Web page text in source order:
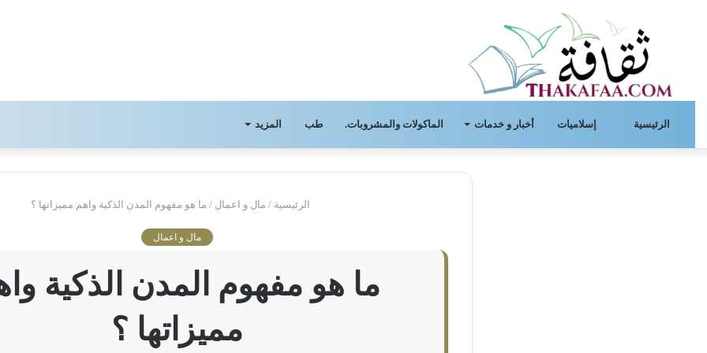
الرئيسية إسلاميات أخبار و خدمات الماكولات والمشروبات. طب المزيد
الرئيسية / مال و اعمال / ما هو مفهوم المدن الذكية واهم مميزاتها ؟
مال و اعمال
ما هو مفهوم المدن الذكية
مميزاتها ؟